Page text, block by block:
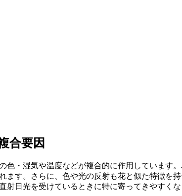
合要因
・湿気や温度などが複合的に作用しています
す。さらに、色や光の反射も花と似た特徴を
日光を受けているときに特に寄ってきやすくな